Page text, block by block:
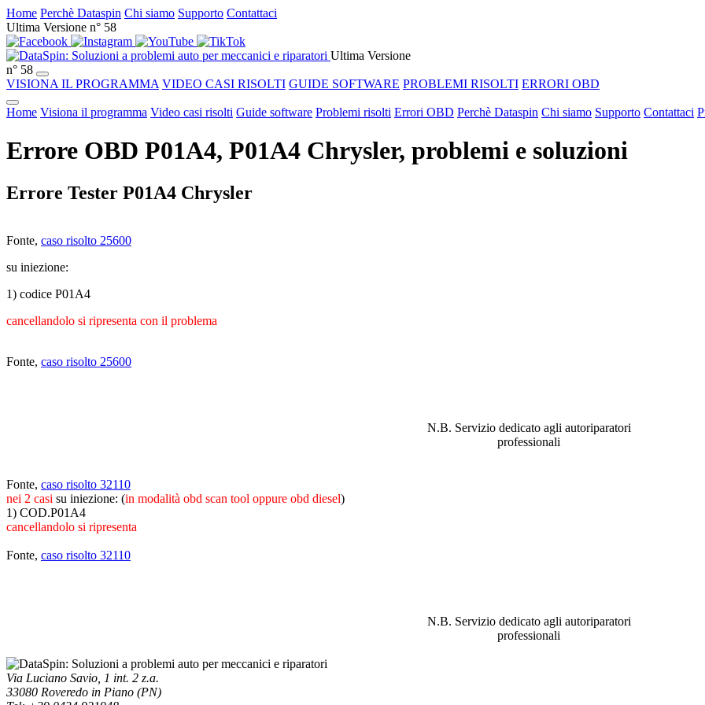
Home Perchè Dataspin Chi siamo Supporto Contattaci
Ultima Versione n° 58
Ultima Versione
n° 58
VISIONA IL PROGRAMMA VIDEO CASI RISOLTI GUIDE SOFTWARE PROBLEMI RISOLTI ERRORI OBD
Home Visiona il programma Video casi risolti Guide software Problemi risolti Errori OBD Perchè Dataspin Chi siamo Supporto Contattaci
Errore OBD P01A4, P01A4 Chrysler, problemi e soluzioni
Errore Tester P01A4 Chrysler
Fonte, caso risolto 25600
su iniezione:
1) codice P01A4
cancellandolo si ripresenta con il problema
Fonte, caso risolto 25600
N.B. Servizio dedicato agli autoriparatori
professionali
Fonte, caso risolto 32110
nei 2 casi su iniezione: (in modalità obd scan tool oppure obd diesel)
1) COD.P01A4
cancellandolo si ripresenta
Fonte, caso risolto 32110
N.B. Servizio dedicato agli autoriparatori
professionali
Via Luciano Savio, 1 int. 2 z.a.
33080 Roveredo in Piano (PN)